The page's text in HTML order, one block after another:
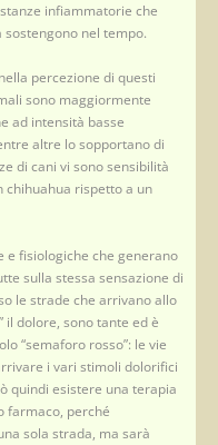
infiammatorie che
nel tempo.
percezione di questi
sono maggiormente
ad intensità basse
altre lo sopportano di
di cani vi sono sensibilità
rispetto a un
e fisiologiche che generano
sulla stessa sensazione di
le strade che arrivano allo
il dolore, sono tante ed è
“semaforo rosso”: le vie
i vari stimoli dolorifici
quindi esistere una terapia
farmaco, perché
sola strada, ma sarà